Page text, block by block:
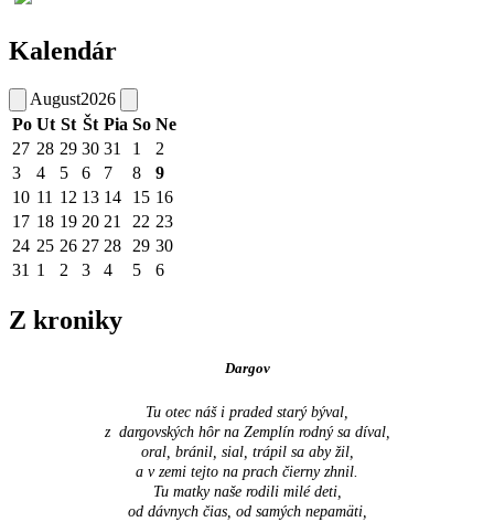
Kalendár
August2026
Po Ut St Št Pia So Ne
27 28 29 30 31 1
2
3
4 5 6 7 8
9
10 11 12 13 14 15 16
17 18 19 20 21 22 23
24 25 26 27 28 29 30
31 1 2 3 4 5 6
Z kroniky
Dargov
Tu otec náš i praded starý býval,
z dargovských hôr na Zemplín rodný sa díval,
oral, bránil, sial, trápil sa aby žil,
a v zemi tejto na prach čierny zhnil.
Tu matky naše rodili milé deti,
od dávnych čias, od samých nepamäti,